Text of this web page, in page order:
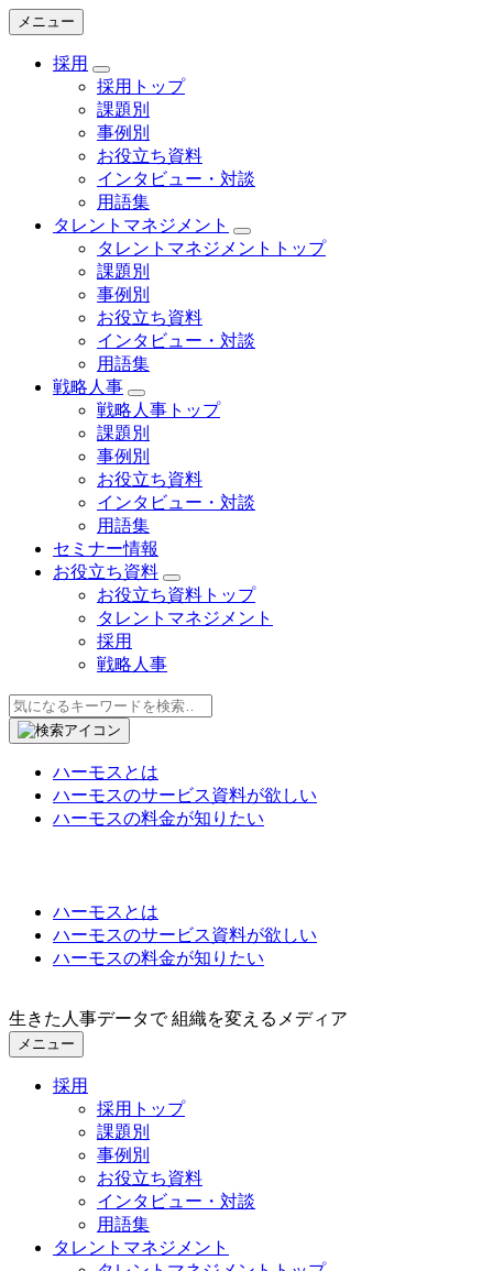
メニュー
採用
採用トップ
課題別
事例別
お役立ち資料
インタビュー・対談
用語集
タレントマネジメント
タレントマネジメントトップ
課題別
事例別
お役立ち資料
インタビュー・対談
用語集
戦略人事
戦略人事トップ
課題別
事例別
お役立ち資料
インタビュー・対談
用語集
セミナー情報
お役立ち資料
お役立ち資料トップ
タレントマネジメント
採用
戦略人事
ハーモスとは
ハーモスのサービス資料が欲しい
ハーモスの料金が知りたい
ハーモスとは
ハーモスのサービス資料が欲しい
ハーモスの料金が知りたい
生きた人事データで 組織を変えるメディア
メニュー
採用
採用トップ
課題別
事例別
お役立ち資料
インタビュー・対談
用語集
タレントマネジメント